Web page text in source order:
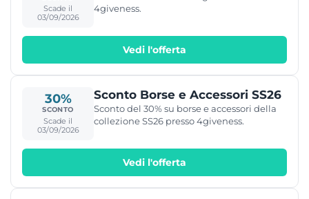
Scade il
03/09/2026
4giveness.
Vedi l'offerta
30%
SCONTO
Scade il
03/09/2026
Sconto Borse e Accessori SS26
Sconto del 30% su borse e accessori della
collezione SS26 presso 4giveness.
Vedi l'offerta